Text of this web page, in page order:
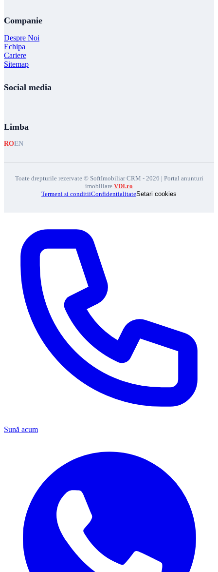
Companie
Despre Noi
Echipa
Cariere
Sitemap
Social media
Limba
ROEN
Toate drepturile rezervate © SoftImobiliar CRM - 2026 | Portal anunturi
imobiliare VDI.ro
Termeni si conditiiConfidentialitateSetari cookies
Sună acum